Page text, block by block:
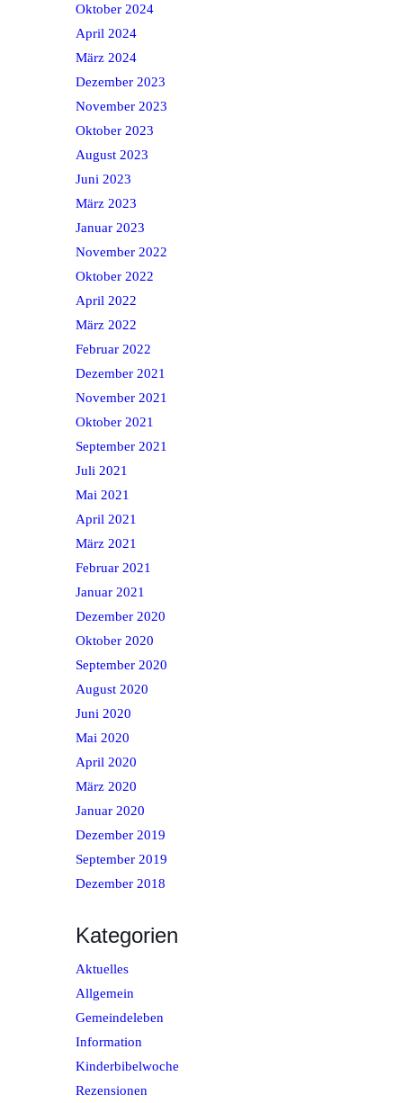
Oktober 2024
April 2024
März 2024
Dezember 2023
November 2023
Oktober 2023
August 2023
Juni 2023
März 2023
Januar 2023
November 2022
Oktober 2022
April 2022
März 2022
Februar 2022
Dezember 2021
November 2021
Oktober 2021
September 2021
Juli 2021
Mai 2021
April 2021
März 2021
Februar 2021
Januar 2021
Dezember 2020
Oktober 2020
September 2020
August 2020
Juni 2020
Mai 2020
April 2020
März 2020
Januar 2020
Dezember 2019
September 2019
Dezember 2018
Kategorien
Aktuelles
Allgemein
Gemeindeleben
Information
Kinderbibelwoche
Rezensionen